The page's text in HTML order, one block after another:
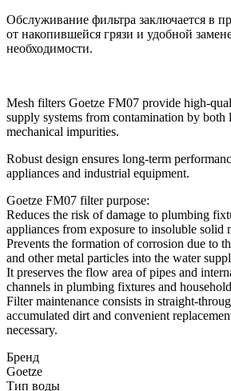
Обслуживание фильтра заключается в
от накопившейся грязи и удобной
необходимости.
Mesh filters Goetze FM07 provide high-
supply systems from contamination by both
mechanical impurities.
Robust design ensures long-term
appliances and industrial equipment.
Goetze FM07 filter purpose:
Reduces the risk of damage to plumbing
appliances from exposure to insoluble solid
Prevents the formation of corrosion due to
and other metal particles into the water
It preserves the flow area of pipes and
channels in plumbing fixtures and
Filter maintenance consists in straight-
accumulated dirt and convenient
necessary.
Бренд
Goetze
Тип воды